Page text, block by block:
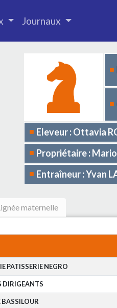
Journaux
Eleveur : Ottavia
Propriétaire :
Entraîneur : Yvan
maternelle
PATISSERIE NEGRO
DIRIGEANTS